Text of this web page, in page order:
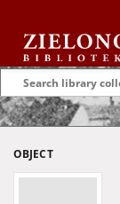
OBJECT